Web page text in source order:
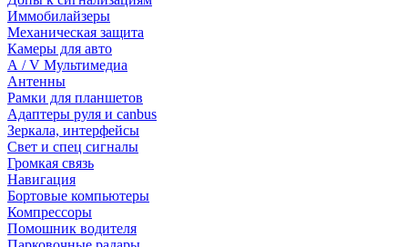
Иммобилайзеры
Механическая защита
Камеры для авто
А / V Мультимедиа
Антенны
Рамки для планшетов
Адаптеры руля и canbus
Зеркала, интерфейсы
Свет и спец сигналы
Громкая связь
Навигация
Бортовые компьютеры
Компрессоры
Помошник водителя